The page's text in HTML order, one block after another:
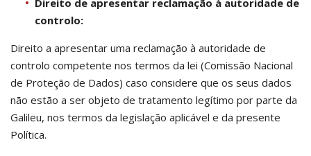
Direito de apresentar reclamação à autoridade de
controlo:
Direito a apresentar uma reclamação à autoridade de
controlo competente nos termos da lei (Comissão Nacional
de Proteção de Dados) caso considere que os seus dados
não estão a ser objeto de tratamento legítimo por parte da
Galileu, nos termos da legislação aplicável e da presente
Política.